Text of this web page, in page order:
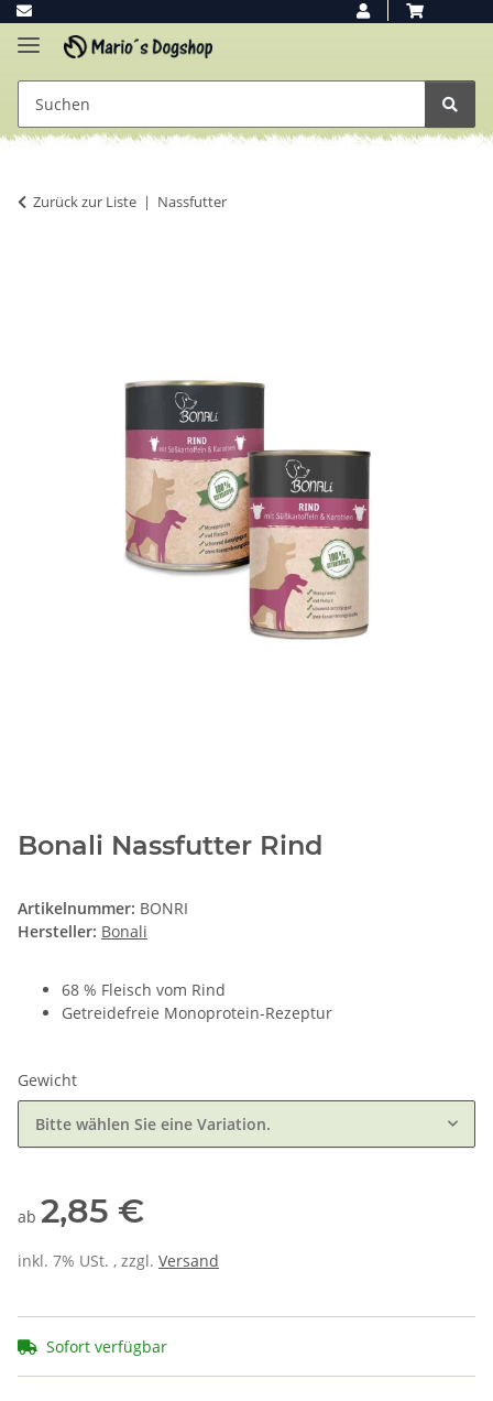
Zurück zur Liste Nassfutter
Bonali Nassfutter Rind
Artikelnummer: BONRI
Hersteller: Bonali
68 % Fleisch vom Rind
Getreidefreie Monoprotein-Rezeptur
Gewicht
Bitte wählen Sie eine Variation.
ab 2,85 €
inkl. 7% USt. , zzgl. Versand
Sofort verfügbar